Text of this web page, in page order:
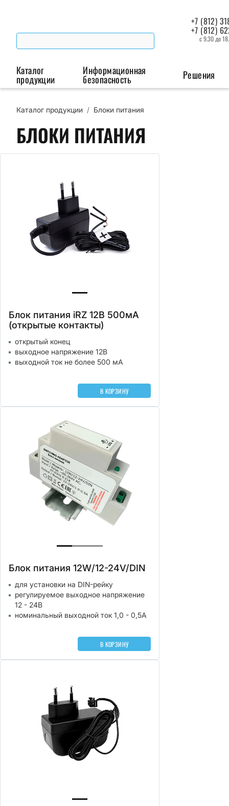
+7 (812)
+7 (812)
с 9.30 до
Каталог
продукции
Беспроводная связь
Модемы
Роутеры
Промышленная автоматизация
Преобразователи
Информационная
безопасность Решения
Каталог продукции / Блоки питания
БЛОКИ ПИТАНИЯ
Блок питания iRZ 12В 500мА
(открытые контакты)
открытый конец
выходное напряжение 12В
выходной ток не более 500 мА
В КОРЗИНУ
Блок питания 12W/12-24V/DIN
для установки на DIN-рейку
регулируемое выходное напряжение
12 - 24В
номинальный выходной ток 1,0 - 0,5А
В КОРЗИНУ